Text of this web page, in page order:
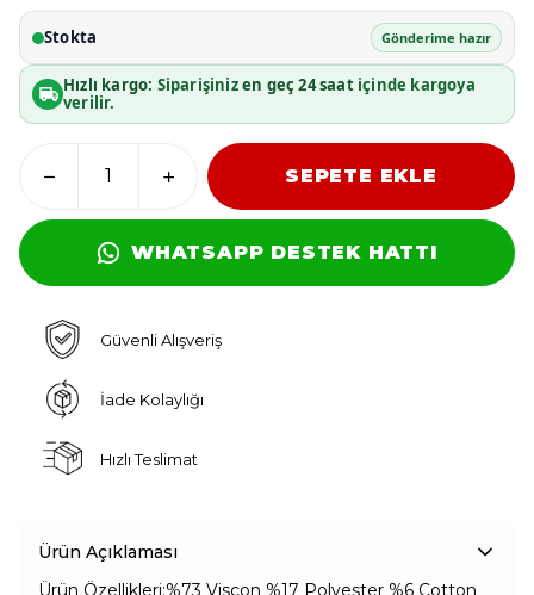
Stokta Gönderime hazır
Hızlı kargo: Siparişinizen geç 24 saatiçinde kargoya
verilir.
SEPETE EKLE
WHATSAPP DESTEK HATTI
Güvenli Alışveriş
İade Kolaylığı
Hızlı Teslimat
Ürün Açıklaması
Ürün Özellikleri:%73 Viscon %17 Polyester %6 Cotton